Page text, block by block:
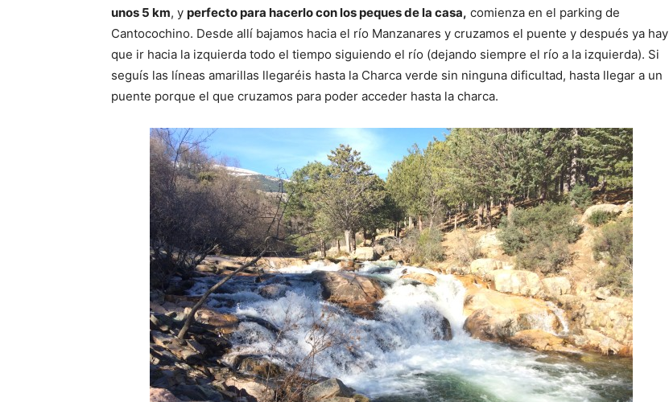
unos 5 km, y perfecto para hacerlo con los peques de la casa, comienza en el parking de
Cantocochino. Desde allí bajamos hacia el río Manzanares y cruzamos el puente y después ya hay
que ir hacia la izquierda todo el tiempo siguiendo el río (dejando siempre el río a la izquierda). Si
seguís las líneas amarillas llegaréis hasta la Charca verde sin ninguna dificultad, hasta llegar a un
puente porque el que cruzamos para poder acceder hasta la charca.